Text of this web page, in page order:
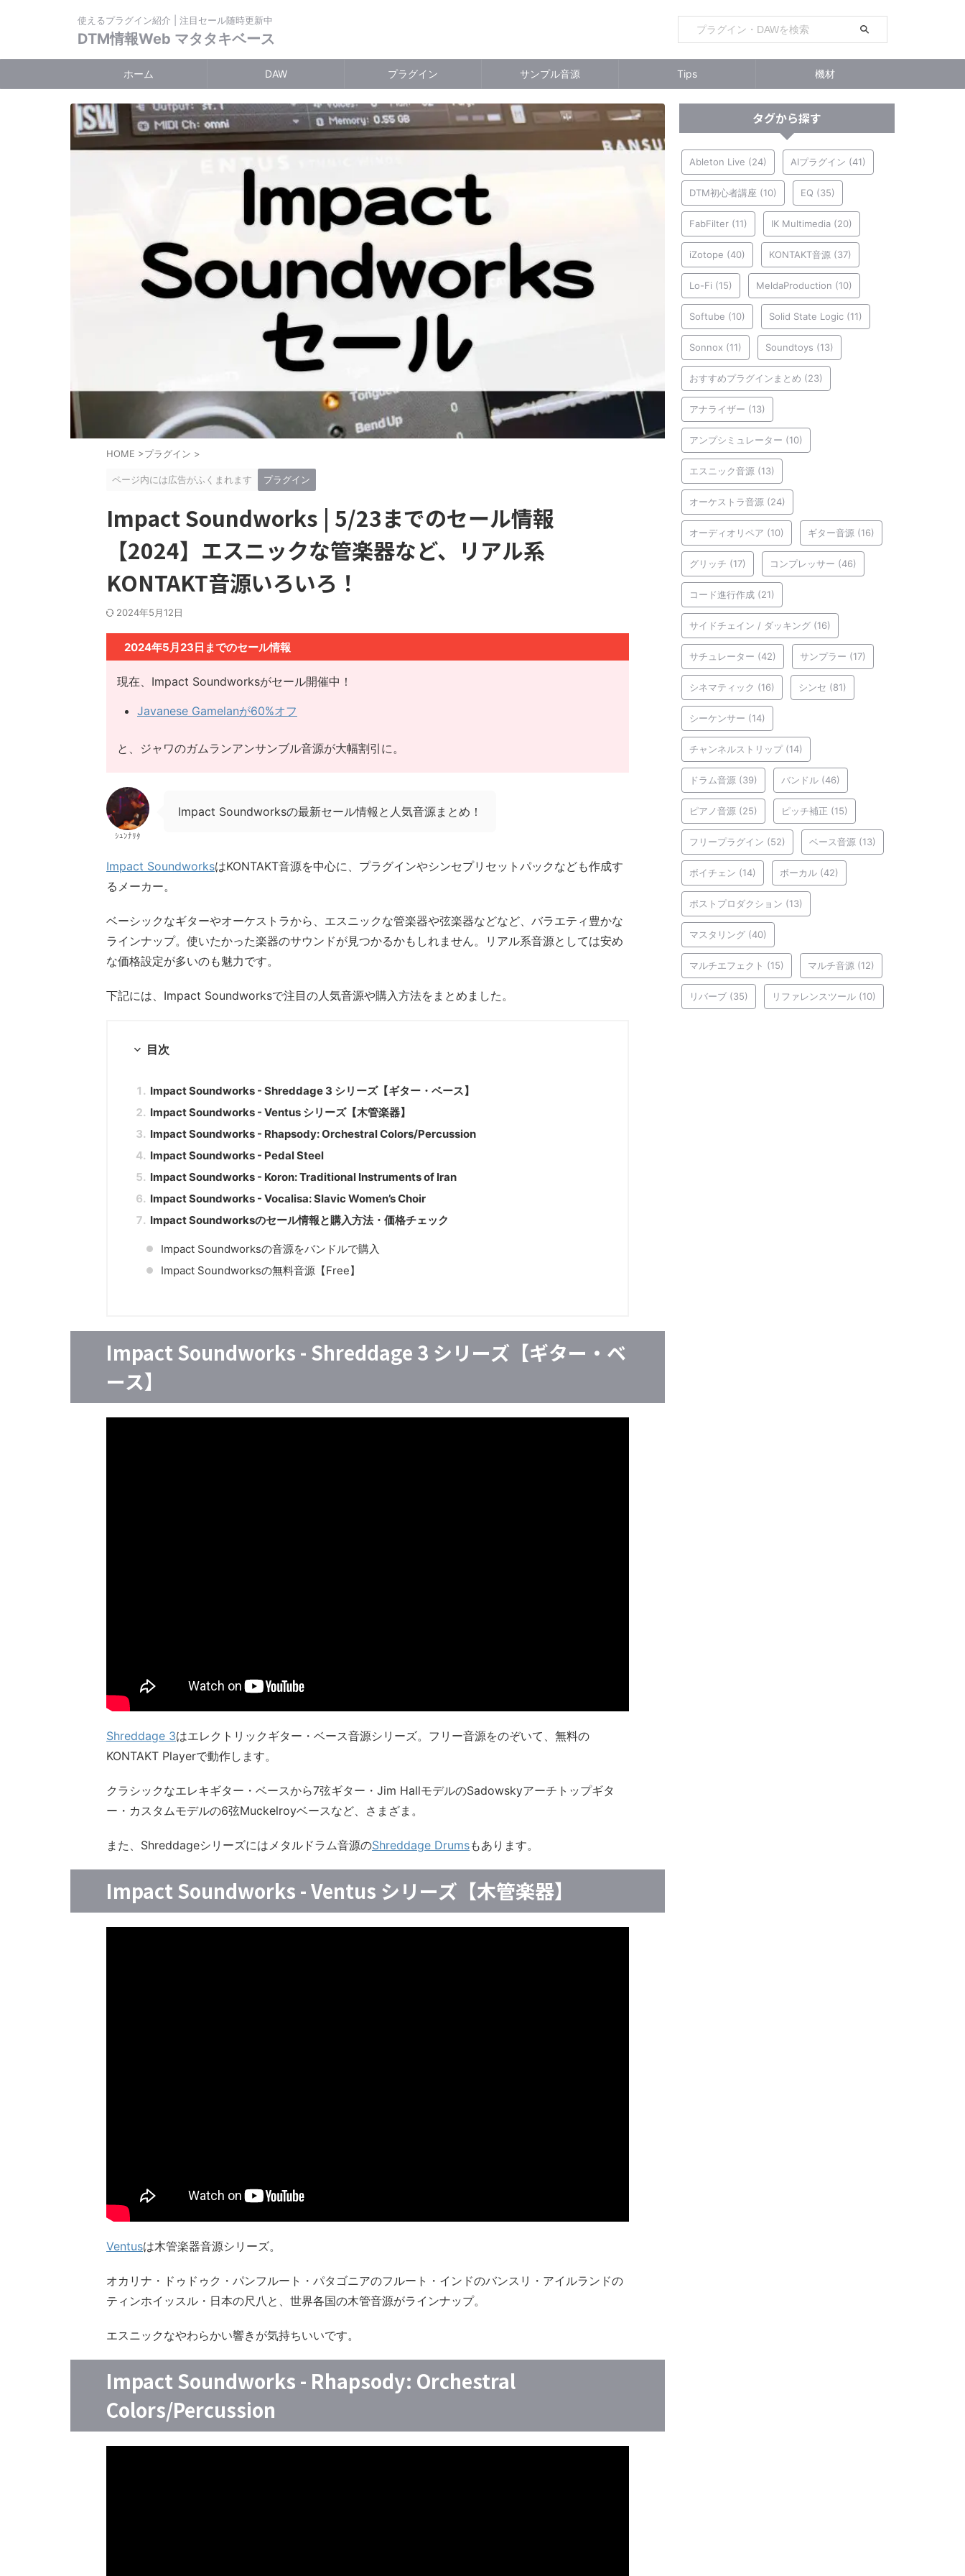
使えるプラグイン紹介 | 注目セール随時更新中
DTM情報Web マタタキベース
ホーム DAW プラグイン サンプル音源 Tips 機材
HOME >プラグイン >
ページ内には広告がふくまれます プラグイン
Impact Soundworks | 5/23までのセール情報
【2024】エスニックな管楽器など、リアル系
KONTAKT音源いろいろ！
2024年5月12日
2024年5月23日までのセール情報
現在、Impact Soundworksがセール開催中！
Javanese Gamelanが60%オフ
と、ジャワのガムランアンサンブル音源が大幅割引に。
ｼｭﾝﾅﾘﾀ
Impact Soundworksの最新セール情報と人気音源まとめ！
Impact SoundworksはKONTAKT音源を中心に、プラグインやシンセプリセットパックなども作成す
るメーカー。
ベーシックなギターやオーケストラから、エスニックな管楽器や弦楽器などなど、バラエティ豊かな
ラインナップ。使いたかった楽器のサウンドが見つかるかもしれません。リアル系音源としては安め
な価格設定が多いのも魅力です。
下記には、Impact Soundworksで注目の人気音源や購入方法をまとめました。
目次
Impact Soundworks - Shreddage 3 シリーズ【ギター・ベース】
Impact Soundworks - Ventus シリーズ【木管楽器】
Impact Soundworks - Rhapsody: Orchestral Colors/Percussion
Impact Soundworks - Pedal Steel
Impact Soundworks - Koron: Traditional Instruments of Iran
Impact Soundworks - Vocalisa: Slavic Women’s Choir
Impact Soundworksのセール情報と購入方法・価格チェック
Impact Soundworksの音源をバンドルで購入
Impact Soundworksの無料音源【Free】
Impact Soundworks - Shreddage 3 シリーズ【ギター・ベ
ース】
Shreddage 3はエレクトリックギター・ベース音源シリーズ。フリー音源をのぞいて、無料の
KONTAKT Playerで動作します。
クラシックなエレキギター・ベースから7弦ギター・Jim HallモデルのSadowskyアーチトップギタ
ー・カスタムモデルの6弦Muckelroyベースなど、さまざま。
また、Shreddageシリーズにはメタルドラム音源のShreddage Drumsもあります。
Impact Soundworks - Ventus シリーズ【木管楽器】
Ventusは木管楽器音源シリーズ。
オカリナ・ドゥドゥク・パンフルート・パタゴニアのフルート・インドのバンスリ・アイルランドの
ティンホイッスル・日本の尺八と、世界各国の木管音源がラインナップ。
エスニックなやわらかい響きが気持ちいいです。
Impact Soundworks - Rhapsody: Orchestral
Colors/Percussion
タグから探す
Ableton Live (24) AIプラグイン (41)
DTM初心者講座 (10) EQ (35)
FabFilter (11) IK Multimedia (20)
iZotope (40) KONTAKT音源 (37)
Lo-Fi (15) MeldaProduction (10)
Softube (10) Solid State Logic (11)
Sonnox (11) Soundtoys (13)
おすすめプラグインまとめ (23)
アナライザー (13)
アンプシミュレーター (10)
エスニック音源 (13)
オーケストラ音源 (24)
オーディオリペア (10) ギター音源 (16)
グリッチ (17) コンプレッサー (46)
コード進行作成 (21)
サイドチェイン / ダッキング (16)
サチュレーター (42) サンプラー (17)
シネマティック (16) シンセ (81)
シーケンサー (14)
チャンネルストリップ(14)
ドラム音源 (39) バンドル (46)
ピアノ音源 (25) ピッチ補正 (15)
フリープラグイン (52) ベース音源 (13)
ボイチェン (14) ボーカル (42)
ポストプロダクション (13)
マスタリング (40)
マルチエフェクト (15) マルチ音源 (12)
リバーブ (35) リファレンスツール (10)